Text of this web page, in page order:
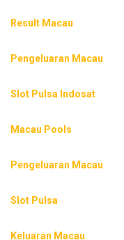
Result Macau
Pengeluaran Macau
Slot Pulsa Indosat
Macau Pools
Pengeluaran Macau
Slot Pulsa
Keluaran Macau